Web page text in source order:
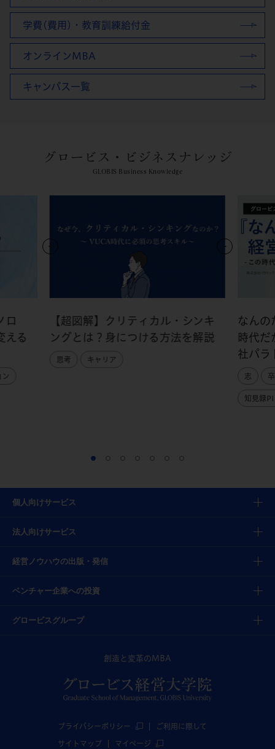
学費(費用)・教育訓練給付金
オンラインMBA
キャンパス一覧
グロービス・ビジネスナレッジ
GLOBIS Business Knowledge
ロ
える
ン
【超図解】クリティカル・シンキ
ングとは？身につける方法を解説
思考 キャリア
なんの
時代だ
社パラ
志
知見録
個人向けサービス
法人向けサービス
経営ノウハウの出版・発信
ベンチャー企業への投資
グロービスグループ
創造と変革のMBA
プライバシーポリシー ご利用に際して
サイトマップ マイページ